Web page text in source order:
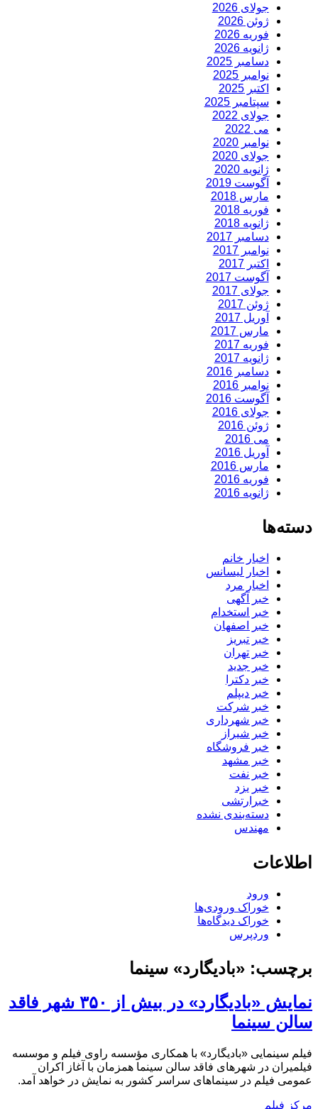
جولای 2026
ژوئن 2026
فوریه 2026
ژانویه 2026
دسامبر 2025
نوامبر 2025
اکتبر 2025
سپتامبر 2025
جولای 2022
می 2022
نوامبر 2020
جولای 2020
ژانویه 2020
آگوست 2019
مارس 2018
فوریه 2018
ژانویه 2018
دسامبر 2017
نوامبر 2017
اکتبر 2017
آگوست 2017
جولای 2017
ژوئن 2017
آوریل 2017
مارس 2017
فوریه 2017
ژانویه 2017
دسامبر 2016
نوامبر 2016
آگوست 2016
جولای 2016
ژوئن 2016
می 2016
آوریل 2016
مارس 2016
فوریه 2016
ژانویه 2016
دسته‌ها
اخبار خانم
اخبار لیسانس
اخبار مرد
خبر آگهی
خبر استخدام
خبر اصفهان
خبر تبریز
خبر تهران
خبر جدید
خبر دکترا
خبر دیپلم
خبر شرکت
خبر شهرداری
خبر شیراز
خبر فروشگاه
خبر مشهد
خبر نفت
خبر یزد
خبرارتشی
دسته‌بندی نشده
مهندس
اطلاعات
ورود
خوراک ورودی‌ها
خوراک دیدگاه‌ها
وردپرس
برچسب: «بادیگارد» سینما
نمایش «بادیگارد» در بیش از ۳۵۰ شهر فاقد
سالن سینما
فیلم سینمایی «بادیگارد» با همکاری مؤسسه راوی فیلم و موسسه
فیلمیران در شهرهای فاقد سالن سینما همزمان با آغاز اکران
عمومی فیلم در سینماهای سراسر کشور به نمایش در خواهد آمد.
مرکز فیلم